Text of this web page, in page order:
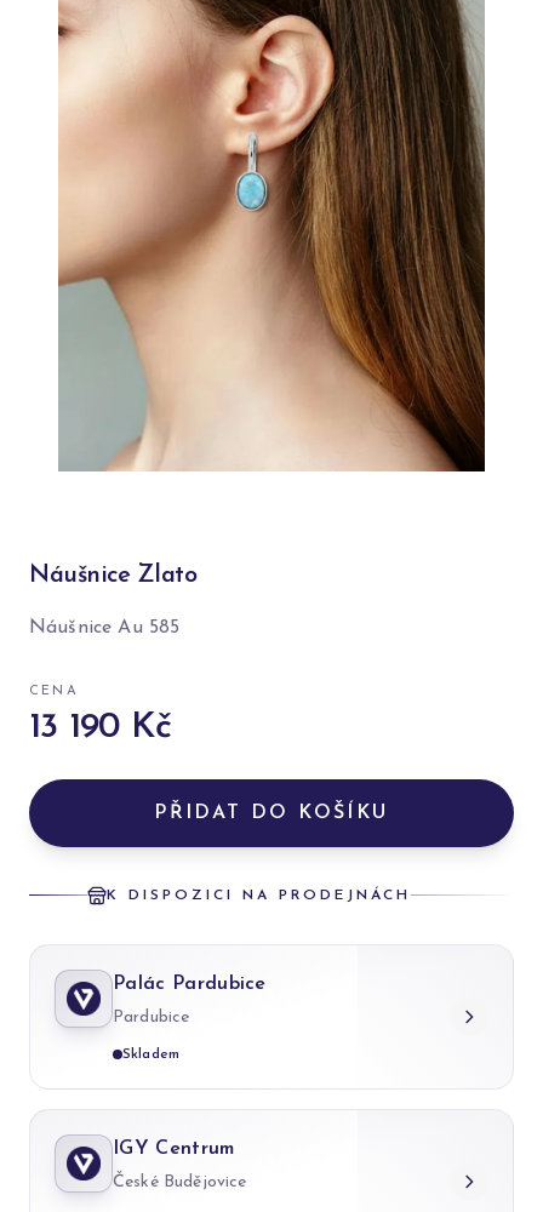
Náušnice Zlato
Náušnice Au 585
CENA
13 190 Kč
PŘIDAT DO KOŠÍKU
K DISPOZICI NA PRODEJNÁCH
Palác Pardubice
Pardubice
Skladem
IGY Centrum
České Budějovice